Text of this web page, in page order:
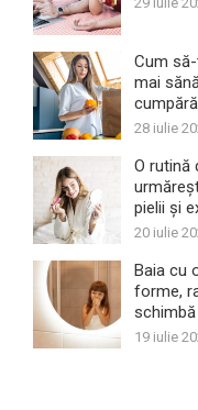
Cum
mai
28 iulie
O rutină
pielii și
20 iulie
Baia cu
forme,
19 iulie